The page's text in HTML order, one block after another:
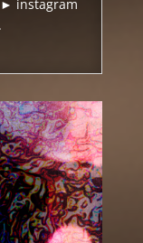
instagram